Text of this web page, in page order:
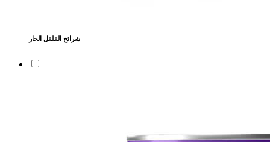
شرائح الفلفل الحار